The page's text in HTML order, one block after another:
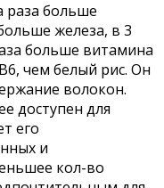
раза больше
железа, в 3
больше витамина
чем белый рис. Он
волокон.
доступен для
его
и
кол-во